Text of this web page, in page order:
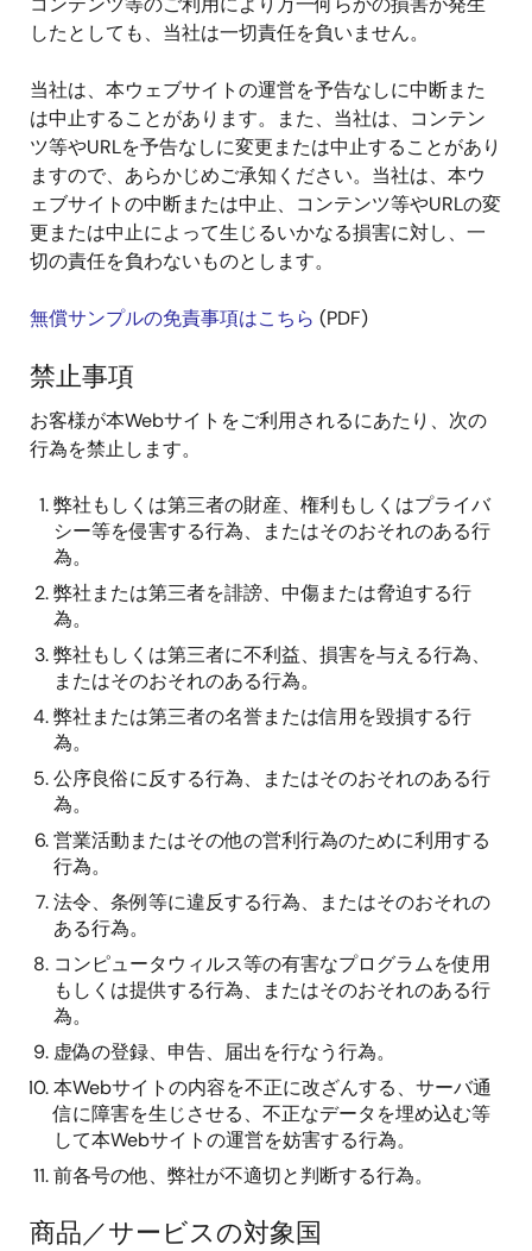
したとしても、当社は一切責任を負いません。
当社は、本ウェブサイトの運営を予告なしに中断また
は中止することがあります。また、当社は、コンテン
ツ等やURLを予告なしに変更または中止することがあり
ますので、あらかじめご承知ください。当社は、本ウ
ェブサイトの中断または中止、コンテンツ等やURLの変
更または中止によって生じるいかなる損害に対し、一
切の責任を負わないものとします。
無償サンプルの免責事項はこちら (PDF)
禁止事項
お客様が本Webサイトをご利用されるにあたり、次の
行為を禁止します。
弊社もしくは第三者の財産、権利もしくはプライバ
シー等を侵害する行為、またはそのおそれのある行
為。
弊社または第三者を誹謗、中傷または脅迫する行
為。
弊社もしくは第三者に不利益、損害を与える行為、
またはそのおそれのある行為。
弊社または第三者の名誉または信用を毀損する行
為。
公序良俗に反する行為、またはそのおそれのある行
為。
営業活動またはその他の営利行為のために利用する
行為。
法令、条例等に違反する行為、またはそのおそれの
ある行為。
コンピュータウィルス等の有害なプログラムを使用
もしくは提供する行為、またはそのおそれのある行
為。
虚偽の登録、申告、届出を行なう行為。
本Webサイトの内容を不正に改ざんする、サーバ通
信に障害を生じさせる、不正なデータを埋め込む等
して本Webサイトの運営を妨害する行為。
前各号の他、弊社が不適切と判断する行為。
商品／サービスの対象国